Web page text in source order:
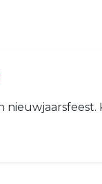
nieuwjaarsfeest.